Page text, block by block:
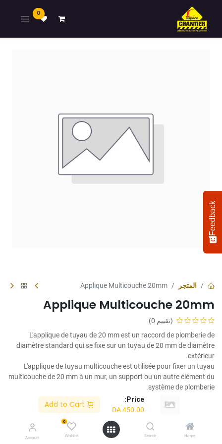
Price:
450.00
Home
Search
0
Wishlist
Account
0
المتجر Applique Multicouche 20mm
Applique Multicouche 20mm
(تقييم 0)
L'applique de tuyau de 20 mm est un raccord de plomberie de
diamètre standard qui se fixe sur un tuyau de 20 mm de diamètre
extérieur.
L'applique de tuyau multicouche est utilisée pour fixer un tuyau
multicouche de 20 mm à un mur, un support ou un autre élément du
système de plomberie.
Diamètre
Feedback
How would you rate your experience?
Select
an
Not satisfied at all Very satisfied
Next